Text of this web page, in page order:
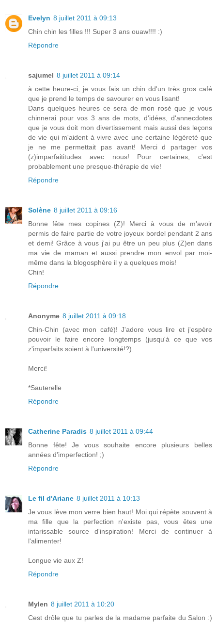
Evelyn 8 juillet 2011 à 09:13
Chin chin les filles !!! Super 3 ans ouaw!!!! :)
Répondre
sajumel 8 juillet 2011 à 09:14
à cette heure-ci, je vous fais un chin dd'un très gros café
que je prend le temps de savourer en vous lisant!
Dans quelques heures ce sera de mon rosé que je vous
chinnerai pour vos 3 ans de mots, d'idées, d'annecdotes
que je vous doit mon divertissement mais aussi des leçons
de vie qui m'aident à vivre avec une certaine légèreté que
je ne me permettait pas avant! Merci d partager vos
(z)imparfaititudes avec nous! Pour certaines, c'est
probablement une presque-thérapie de vie!
Répondre
Solène 8 juillet 2011 à 09:16
Bonne fête mes copines (Z)! Merci à vous de m'avoir
permis de faire partie de votre joyeux bordel pendant 2 ans
et demi! Grâce à vous j'ai pu être un peu plus (Z)en dans
ma vie de maman et aussi prendre mon envol par moi-
même dans la blogosphère il y a quelques mois!
Chin!
Répondre
Anonyme 8 juillet 2011 à 09:18
Chin-Chin (avec mon café)! J'adore vous lire et j'espère
pouvoir le faire encore longtemps (jusqu'à ce que vos
z'imparfaits soient à l'université!?).
Merci!
*Sauterelle
Répondre
Catherine Paradis 8 juillet 2011 à 09:44
Bonne fête! Je vous souhaite encore plusieurs belles
années d'imperfection! ;)
Répondre
Le fil d'Ariane 8 juillet 2011 à 10:13
Je vous lève mon verre bien haut! Moi qui répète souvent à
ma fille que la perfection n'existe pas, vous êtes une
intarissable source d'inspiration! Merci de continuer à
l'alimenter!
Longue vie aux Z!
Répondre
Mylen 8 juillet 2011 à 10:20
Cest drôle que tu parles de la madame parfaite du Salon :)